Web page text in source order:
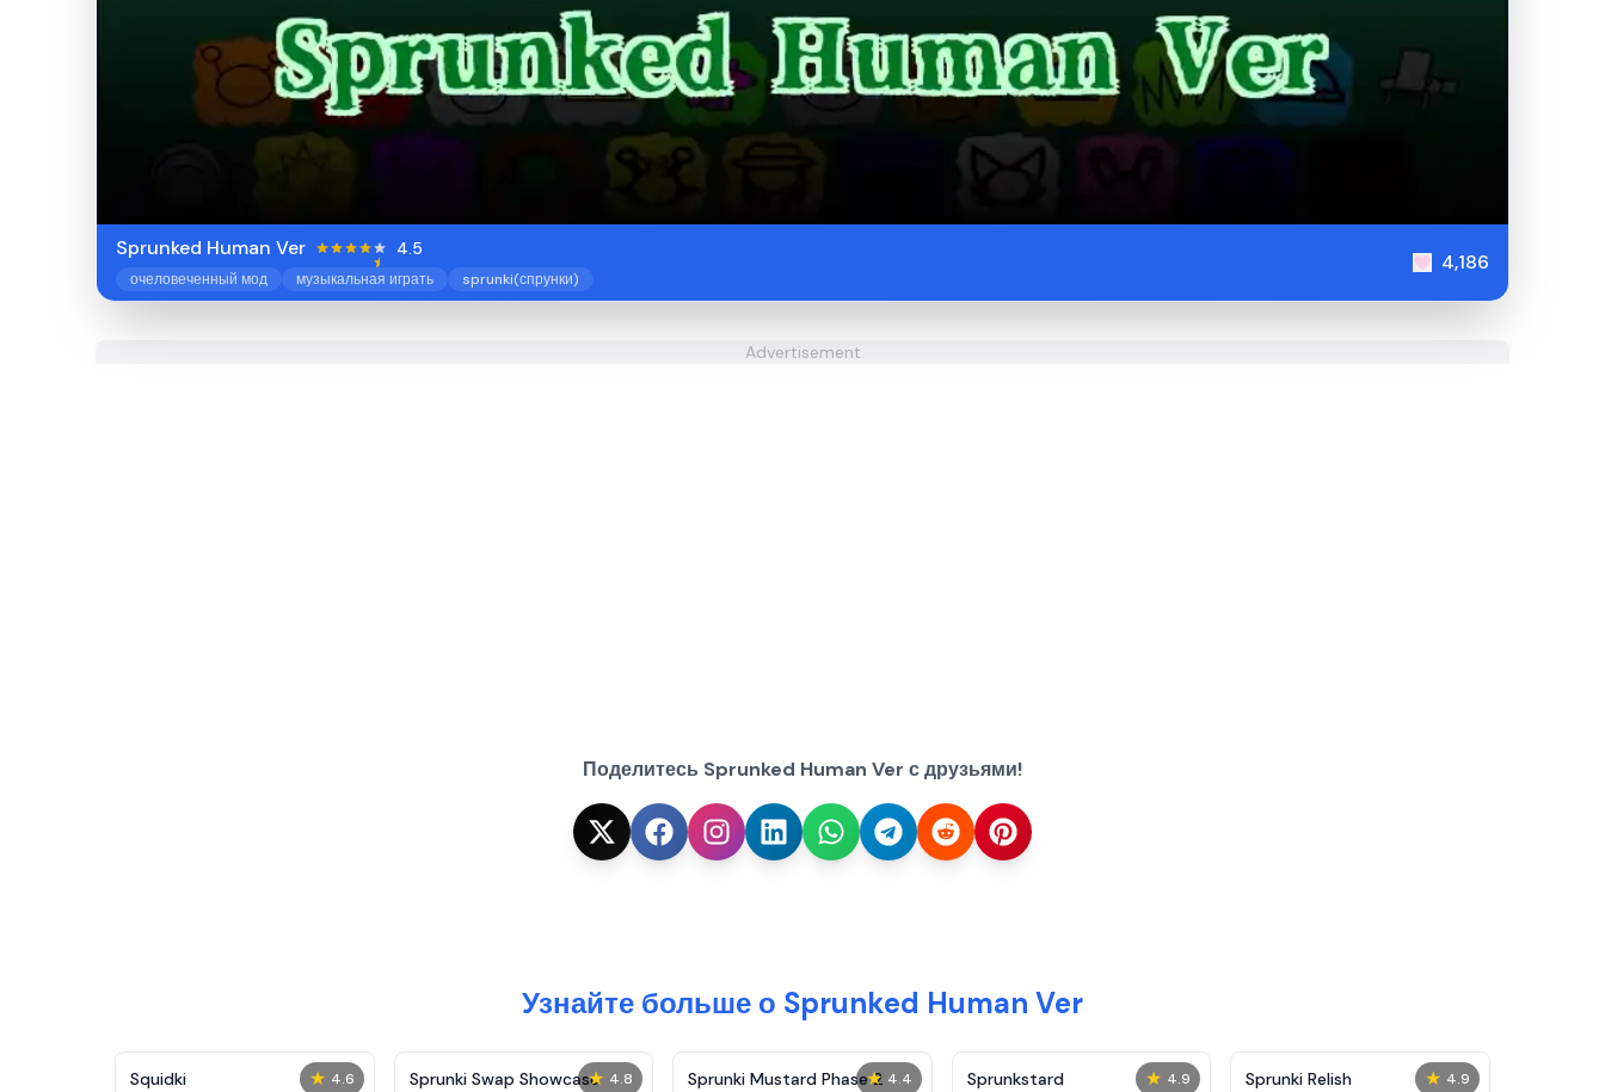
Sprunked Human Ver 4.5
очеловеченный мод музыкальная играть sprunki(спрунки)
4,186
Advertisement
Поделитесь Sprunked Human Ver с друзьями!
Узнайте больше о Sprunked Human Ver
★ 4.6
Squidki ★ 4.8
Sprunki Swap Showcase ★ 4.4
Sprunki Mustard Phase 2 ★ 4.9
Sprunkstard ★ 4.9
Sprunki Relish